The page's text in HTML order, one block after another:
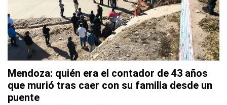
Mendoza: quién era el contador de 43 años
que murió tras caer con su familia desde un
puente